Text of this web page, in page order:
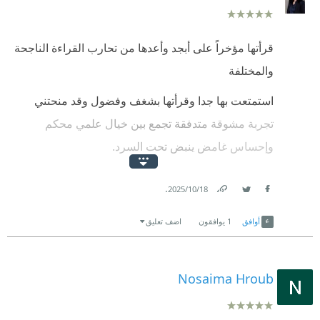
قرأتها مؤخراً على أبجد وأعدها من تحارب القراءة الناجحة
والمختلفة
استمتعت بها جدا وقرأتها بشغف وفضول وقد منحتني
تجربة مشوقة متدفقة تجمع بين خيال علمي محكم
وإحساس غامض ينبض تحت السرد.
لغة روائية متيقظة تقرع أبواب الخوف والترقب والتساؤل
أحببت بناء العالم وروابطه بين النفس والعلوم والمنظمات
18‏/10‏/2025
.
أوافق 1 يوافقون اضف تعليق
Nosaima Hroub